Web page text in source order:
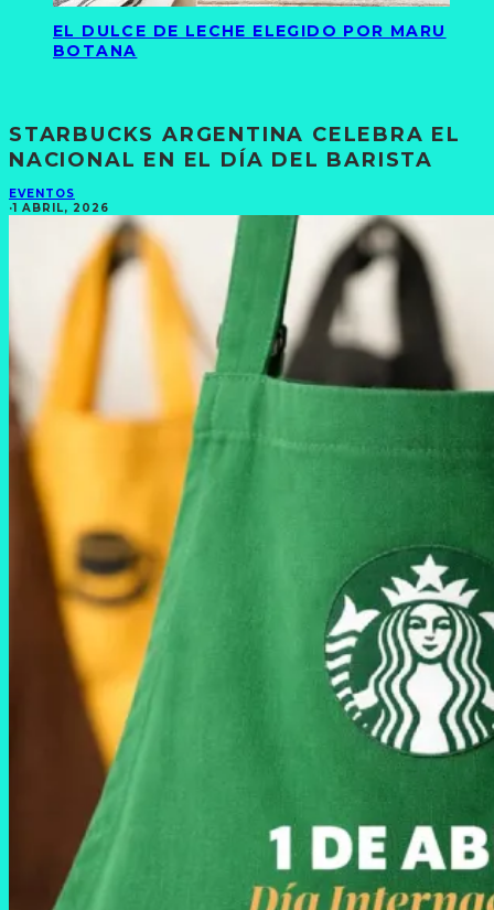
EL DULCE DE LECHE ELEGIDO POR MARU
BOTANA
STARBUCKS ARGENTINA CELEBRA EL
NACIONAL EN EL DÍA DEL BARISTA
EVENTOS
·1 ABRIL, 2026